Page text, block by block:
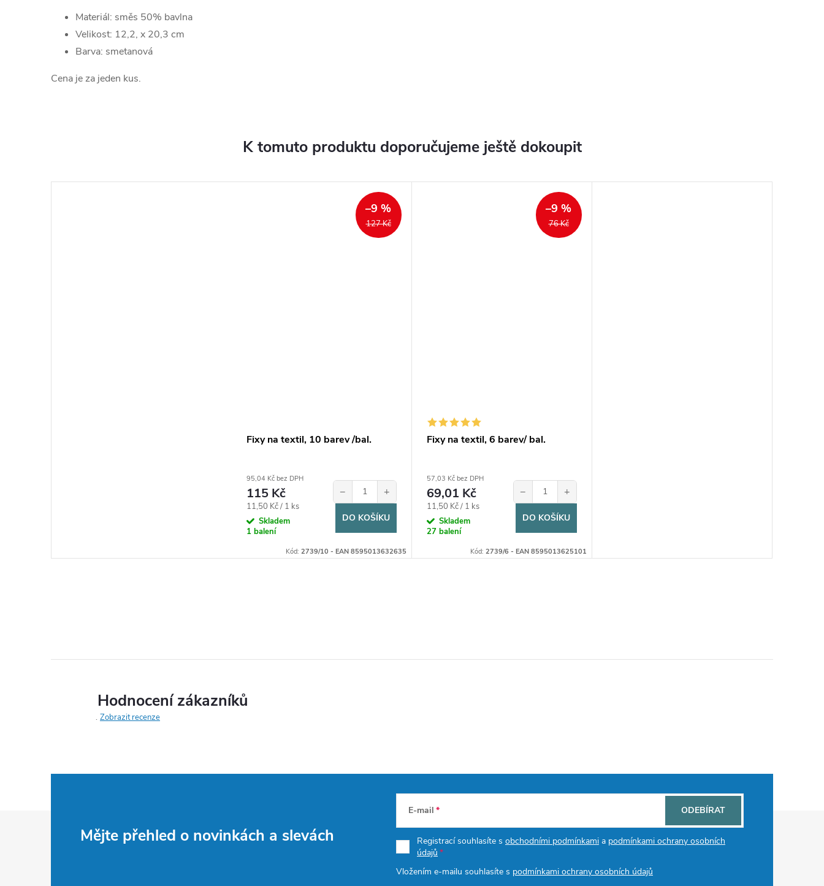
Materiál: směs 50% bavlna
Velikost: 12,2, x 20,3 cm
Barva: smetanová
Cena je za jeden kus.
K tomuto produktu doporučujeme ještě dokoupit
127 Kč
–9 %
Fixy na textil, 10 barev /bal.
95,04 Kč bez DPH
115 Kč
Měrná
cena:
11,50 Kč / 1 ks
Skladem
1 balení
− +
DO KOŠÍKU
Kód: 2739/10 - EAN 8595013632635
76 Kč
–9 %
Fixy na textil, 6 barev/ bal.
57,03 Kč bez DPH
69,01 Kč
Měrná
cena:
11,50 Kč / 1 ks
Skladem
27 balení
− +
DO KOŠÍKU
Kód: 2739/6 - EAN 8595013625101
Hodnocení zákazníků
Zobrazit recenze
Mějte přehled o novinkách a slevách
E-mail
Registrací souhlasíte s obchodními podmínkami a podmínkami ochrany osobních
údajů
Vložením e-mailu souhlasíte s podmínkami ochrany osobních údajů
ODEBÍRAT